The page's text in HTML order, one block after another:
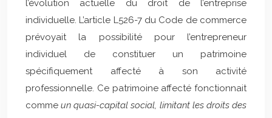
l’évolution actuelle du droit de l’entreprise
individuelle. L’article L526-7 du Code de commerce
prévoyait la possibilité pour l’entrepreneur
individuel de constituer un patrimoine
spécifiquement affecté à son activité
professionnelle. Ce patrimoine affecté fonctionnait
commeun quasi-capital social, limitant les droits des